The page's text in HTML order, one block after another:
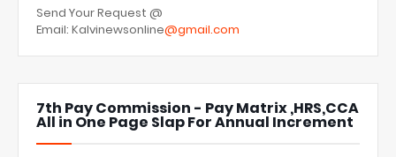
Send Your Request @
Email: Kalvinewsonline@gmail.com
7th Pay Commission - Pay Matrix ,HRS,CCA
All in One Page Slap For Annual Increment